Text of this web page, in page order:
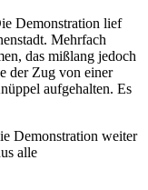
Demonstration lief
Mehrfach
das mißlang jedoch
der Zug von einer
aufgehalten. Es
Demonstration weiter
alle